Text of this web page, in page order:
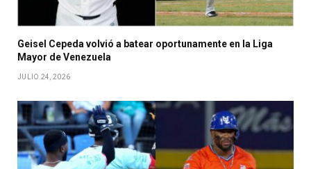
Geisel Cepeda volvió a batear oportunamente en la Liga
Mayor de Venezuela
JULIO 24, 2026